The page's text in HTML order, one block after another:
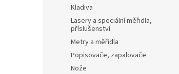
Kladiva
Lasery a speciální měřidla,
příslušenství
Metry a měřidla
Popisovače, zapalovače
Nože